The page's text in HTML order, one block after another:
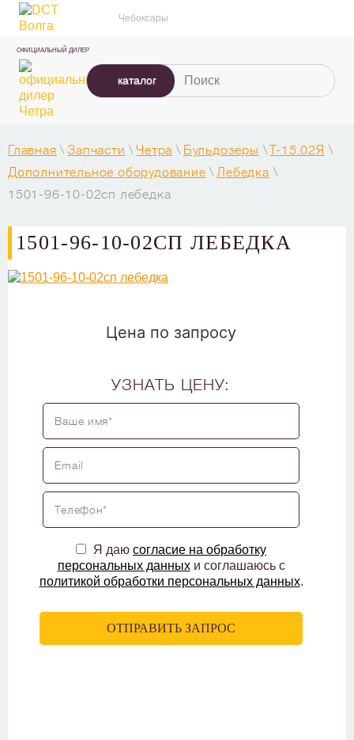
Чебоксары
ОФИЦИАЛЬНЫЙ ДИЛЕР
каталог
Главная \Запчасти \Четра \ Бульдозеры \T-15.02Я \
Дополнительное оборудование \Лебедка\
1501-96-10-02сп лебедка
1501-96-10-02СП ЛЕБЕДКА
Цена по запросу
УЗНАТЬ ЦЕНУ:
Я даю согласие на обработку
персональных данныхи соглашаюсь с
политикой обработки персональных данных.